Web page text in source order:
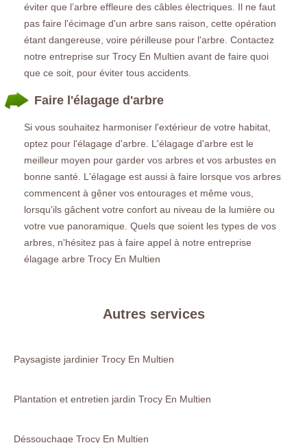
éviter que l’arbre effleure des câbles électriques. Il ne faut
pas faire l'écimage d'un arbre sans raison, cette opération
étant dangereuse, voire périlleuse pour l'arbre. Contactez
notre entreprise sur Trocy En Multien avant de faire quoi
que ce soit, pour éviter tous accidents.
Faire l'élagage d'arbre
Si vous souhaitez harmoniser l'extérieur de votre habitat,
optez pour l'élagage d'arbre. L'élagage d'arbre est le
meilleur moyen pour garder vos arbres et vos arbustes en
bonne santé. L'élagage est aussi à faire lorsque vos arbres
commencent à gêner vos entourages et même vous,
lorsqu'ils gâchent votre confort au niveau de la lumière ou
votre vue panoramique. Quels que soient les types de vos
arbres, n'hésitez pas à faire appel à notre entreprise
élagage arbre Trocy En Multien
Autres services
Paysagiste jardinier Trocy En Multien
Plantation et entretien jardin Trocy En Multien
Déssouchage Trocy En Multien